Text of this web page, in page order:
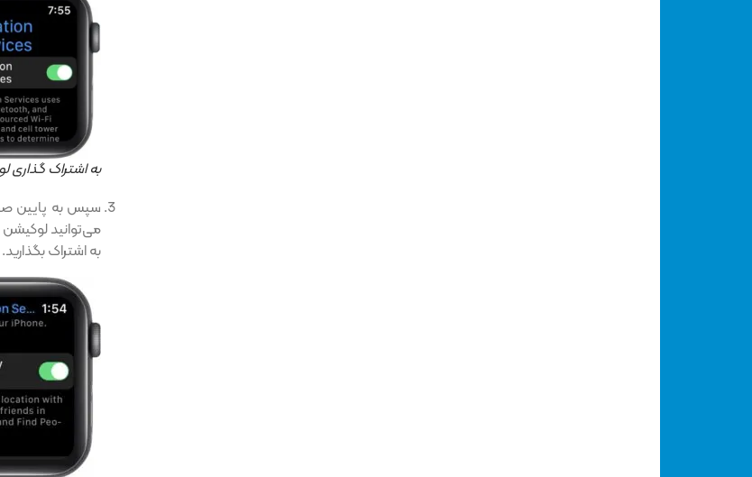
به اشتراک گذاری
سپس به پایین
می‌توانید لوکیشن
به اشتراک بگذارید.